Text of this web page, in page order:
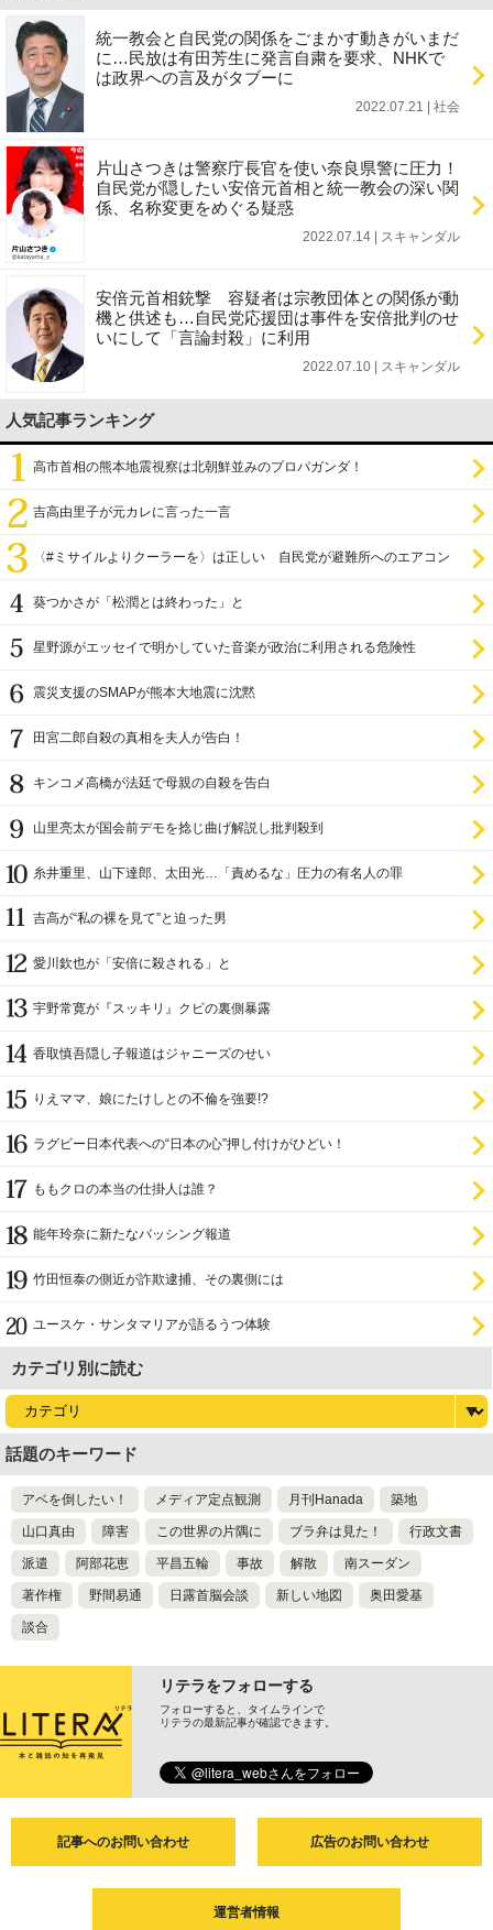
統一教会と自民党の関係をごまかす動きがいまだ
に…民放は有田芳生に発言自粛を要求、NHKで
は政界への言及がタブーに
2022.07.21 | 社会
片山さつきは警察庁長官を使い奈良県警に圧力！
自民党が隠したい安倍元首相と統一教会の深い関
係、名称変更をめぐる疑惑
2022.07.14 | スキャンダル
安倍元首相銃撃 容疑者は宗教団体との関係が動
機と供述も…自民党応援団は事件を安倍批判のせ
いにして「言論封殺」に利用
2022.07.10 | スキャンダル
人気記事ランキング
高市首相の熊本地震視察は北朝鮮並みのプロパガンダ！
吉高由里子が元カレに言った一言
〈#ミサイルよりクーラーを〉は正しい 自民党が避難所へのエアコン
葵つかさが「松潤とは終わった」と
星野源がエッセイで明かしていた音楽が政治に利用される危険性
震災支援のSMAPが熊本大地震に沈黙
田宮二郎自殺の真相を夫人が告白！
キンコメ高橋が法廷で母親の自殺を告白
山里亮太が国会前デモを捻じ曲げ解説し批判殺到
糸井重里、山下達郎、太田光…「責めるな」圧力の有名人の罪
吉高が“私の裸を見て”と迫った男
愛川欽也が「安倍に殺される」と
宇野常寛が『スッキリ』クビの裏側暴露
香取慎吾隠し子報道はジャニーズのせい
りえママ、娘にたけしとの不倫を強要!?
ラグビー日本代表への“日本の心”押し付けがひどい！
ももクロの本当の仕掛人は誰？
能年玲奈に新たなバッシング報道
竹田恒泰の側近が詐欺逮捕、その裏側には
ユースケ・サンタマリアが語るうつ体験
カテゴリ別に読む
話題のキーワード
アベを倒したい！ メディア定点観測 月刊Hanada 築地
山口真由 障害 この世界の片隅に ブラ弁は見た！ 行政文書
派遣 阿部花恵 平昌五輪 事故 解散 南スーダン
著作権 野間易通 日露首脳会談 新しい地図 奥田愛基
談合
リテラをフォローする
フォローすると、タイムラインで
リテラの最新記事が確認できます。
記事へのお問い合わせ 広告のお問い合わせ
運営者情報